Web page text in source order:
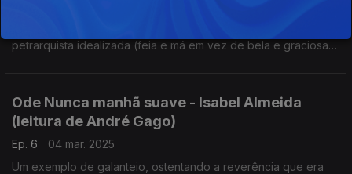
petrarquista idealizada (feia e má em vez de bela e graciosa).
Ode Nunca manhã suave - Isabel Almeida
(leitura de André Gago)
Ep. 6
04 mar. 2025
Um exemplo de galanteio, ostentando a reverência que era